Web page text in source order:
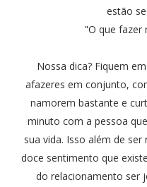
estão
"O que fazer
Nossa dica? Fiquem
afazeres em conjunto,
namorem bastante e
minuto com a pessoa
sua vida. Isso além de
doce sentimento que
do relacionamento ser